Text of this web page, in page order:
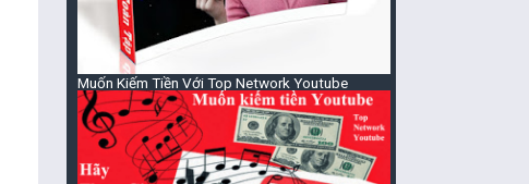
Muốn Kiếm Tiền Với Top Network Youtube